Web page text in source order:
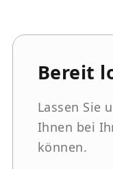
Bereit
Lassen Sie
Ihnen bei
können.